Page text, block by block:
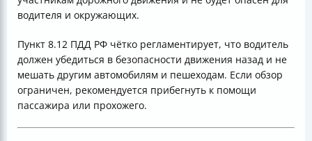
водителя и окружающих.
Пункт 8.12 ПДД РФ чётко регламентирует, что водитель
должен убедиться в безопасности движения назад и не
мешать другим автомобилям и пешеходам. Если обзор
ограничен, рекомендуется прибегнуть к помощи
пассажира или прохожего.